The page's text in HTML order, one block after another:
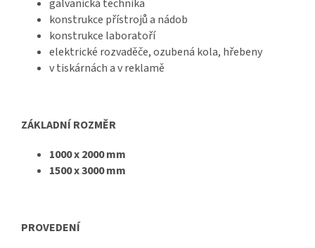
galvanická technika
konstrukce přístrojů a nádob
konstrukce laboratoří
elektrické rozvaděče, ozubená kola, hřebeny
v tiskárnách a v reklamě
ZÁKLADNÍ ROZMĚR
1000 x 2000 mm
1500 x 3000 mm
PROVEDENÍ